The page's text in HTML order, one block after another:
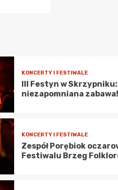
KONCERTY I FESTIWALE
III Festyn w
niezapomniana zabawa!
KONCERTY I FESTIWALE
Zespół Porębiok
Festiwalu Brzeg